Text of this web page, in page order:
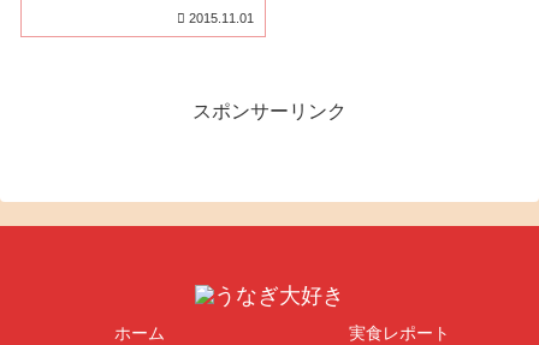
2015.11.01
スポンサーリンク
ホーム 実食レポート